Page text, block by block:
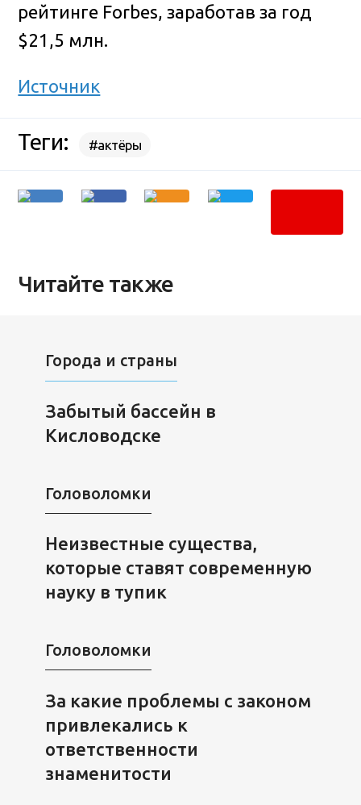
рейтинге Forbes, заработав за год
$21,5 млн.
Источник
Теги: #актёры
Читайте также
Города и страны
Забытый бассейн в
Кисловодске
Головоломки
Неизвестные существа,
которые ставят современную
науку в тупик
Головоломки
За какие проблемы с законом
привлекались к
ответственности
знаменитости